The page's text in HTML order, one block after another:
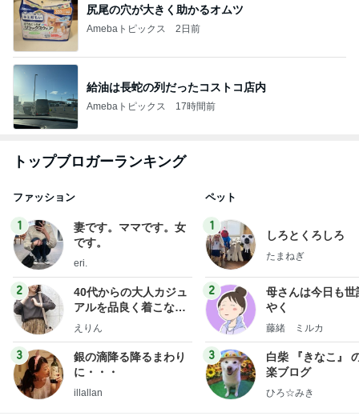
尻尾の穴が大きく助かるオムツ
Amebaトピックス 2日前
給油は長蛇の列だったコストコ店内
Amebaトピックス 17時間前
トップブロガーランキング
ファッション
1
妻です。ママです。女
です。
eri.
2
40代からの大人カジュ
アルを品良く着こなす
ファッションブログ
えりん
3
銀の滴降る降るまわり
に・・・
illallan
ペット
1
しろとくろしろ
たまねぎ
2
母さんは今日も世
やく
藤緒 ミルカ
3
白柴 『きなこ』
楽ブログ
ひろ☆みき